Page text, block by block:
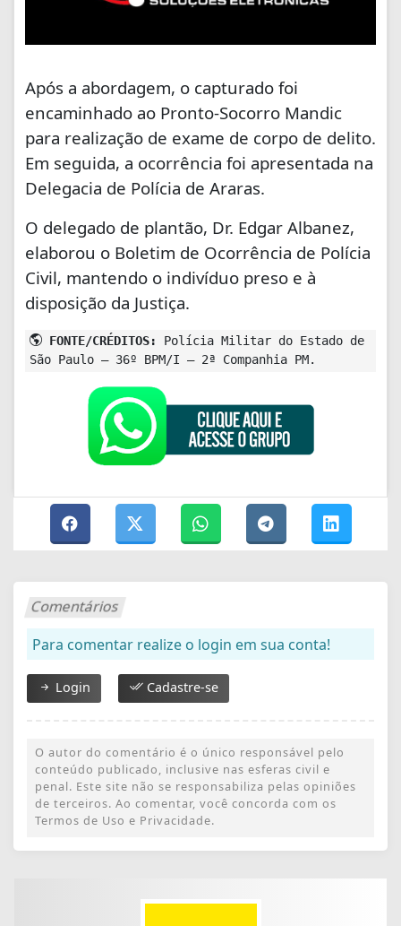
Após a abordagem, o capturado foi
encaminhado ao Pronto-Socorro Mandic
para realização de exame de corpo de delito.
Em seguida, a ocorrência foi apresentada na
Delegacia de Polícia de Araras.
O delegado de plantão, Dr. Edgar Albanez,
elaborou o Boletim de Ocorrência de Polícia
Civil, mantendo o indivíduo preso e à
disposição da Justiça.
FONTE/CRÉDITOS:
Polícia Militar do Estado de
São Paulo – 36º BPM/I – 2ª Companhia PM.
Comentários
Para comentar realize o login em sua conta!
Login Cadastre-se
O autor do comentário é o único responsável pelo
conteúdo publicado, inclusive nas esferas civil e
penal. Este site não se responsabiliza pelas opiniões
de terceiros. Ao comentar, você concorda com os
Termos de Uso e Privacidade.